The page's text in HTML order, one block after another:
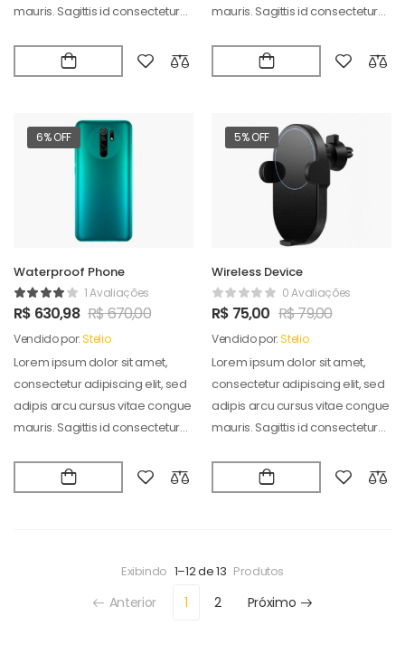
mauris. Sagittis id consectetur
mauris. Sagittis id consectetur
6% OFF
Waterproof Phone
1 Avaliações
R$ 630,98 R$670,00
Vendido por:Stelio
Lorem ipsum dolor sit amet,
consectetur adipiscing elit, sed
adipis arcu cursus vitae congue
mauris. Sagittis id consectetur
5% OFF
Wireless Device
0 Avaliações
R$ 75,00 R$79,00
Vendido por:Stelio
Lorem ipsum dolor sit amet,
consectetur adipiscing elit, sed
adipis arcu cursus vitae congue
mauris. Sagittis id consectetur
Exibindo 1–12 de 13 Produtos
Anterior 1 2 Próximo